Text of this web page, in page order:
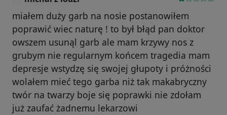
miałem duży garb na nosie postanowiłem
poprawić wiec naturę ! to był błąd pan doktor
owszem usunąl garb ale mam krzywy nos z
grubym nie regularnym końcem tragedia mam
depresje wstydzę się swojej głupoty i próżności
wolałem mieć tego garba niż tak makabryczny
twór na twarzy boje się poprawki nie zdołam
już zaufać żadnemu lekarzowi